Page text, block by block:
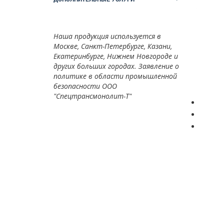
Наша продукция используется в
Москве, Санкт-Петербурге, Казани,
Екатеринбурге, Нижнем Новгороде и
других больших городах. Заявление о
политике в области промышленной
безопасности ООО
"Спецтрансмонолит-Т"